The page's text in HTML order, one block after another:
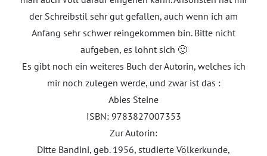
der Schreibstil sehr gut gefallen, auch wenn ich am
Anfang sehr schwer reingekommen bin. Bitte nicht
aufgeben, es lohnt sich 🙂
Es gibt noch ein weiteres Buch der Autorin, welches ich
mir noch zulegen werde, und zwar ist das :
Abies Steine
ISBN: 9783827007353
Zur Autorin:
Ditte Bandini, geb. 1956, studierte Völkerkunde,